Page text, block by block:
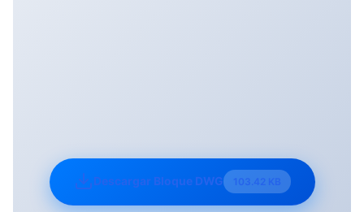
Descargar Bloque DWG 103.42 KB